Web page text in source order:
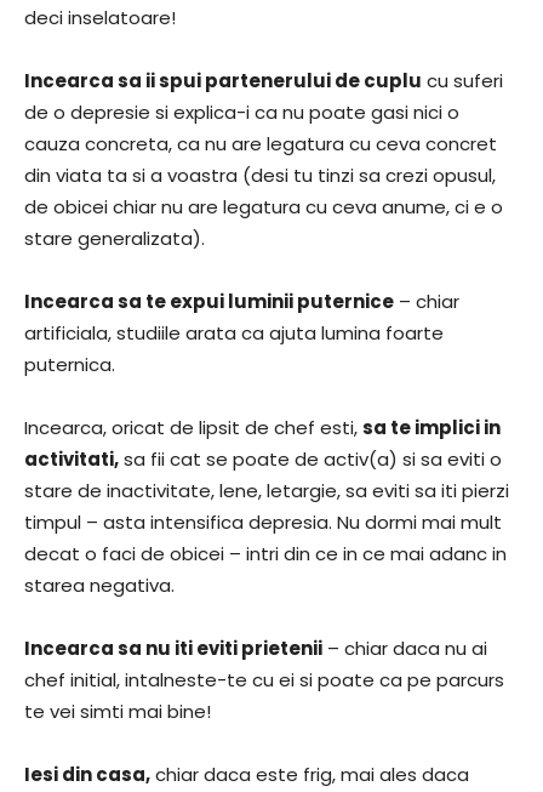
deci inselatoare!
Incearca sa ii spui partenerului de cuplu cu suferi
de o depresie si explica-i ca nu poate gasi nici o
cauza concreta, ca nu are legatura cu ceva concret
din viata ta si a voastra (desi tu tinzi sa crezi opusul,
de obicei chiar nu are legatura cu ceva anume, ci e o
stare generalizata).
Incearca sa te expui luminii puternice – chiar
artificiala, studiile arata ca ajuta lumina foarte
puternica.
Incearca, oricat de lipsit de chef esti,sa te implici in
activitati,sa fii cat se poate de activ(a) si sa eviti o
stare de inactivitate, lene, letargie, sa eviti sa iti pierzi
timpul – asta intensifica depresia. Nu dormi mai mult
decat o faci de obicei – intri din ce in ce mai adanc in
starea negativa.
Incearca sa nu iti eviti prietenii – chiar daca nu ai
chef initial, intalneste-te cu ei si poate ca pe parcurs
te vei simti mai bine!
Iesi din casa,chiar daca este frig, mai ales daca